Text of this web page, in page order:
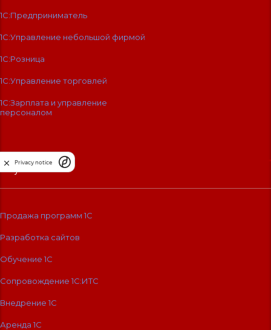
1С:Предприниматель
1С:Управление небольшой фирмой
1С:Розница
1С:Управление торговлей
1С:Зарплата и управление
персоналом
Услуги
Продажа программ 1С
Разработка сайтов
Обучение 1С
Сопровождение 1C:ИТС
Внедрение 1С
Аренда 1С
Privacy notice